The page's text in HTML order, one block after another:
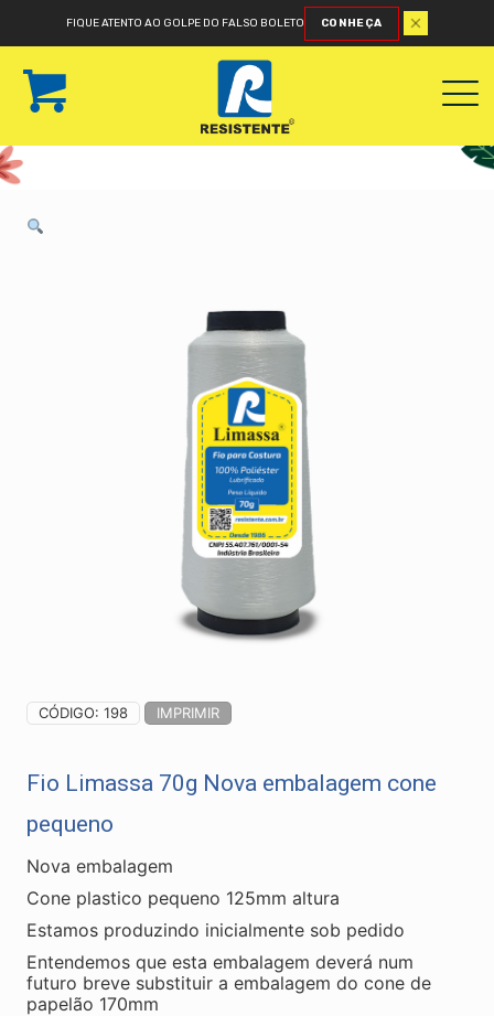
FIQUE ATENTO AO GOLPE DO FALSO BOLETO CONHEÇA
CÓDIGO: 198 IMPRIMIR
Fio Limassa 70g Nova embalagem cone
pequeno
Nova embalagem
Cone plastico pequeno 125mm altura
Estamos produzindo inicialmente sob pedido
Entendemos que esta embalagem deverá num
futuro breve substituir a embalagem do cone de
papelão 170mm